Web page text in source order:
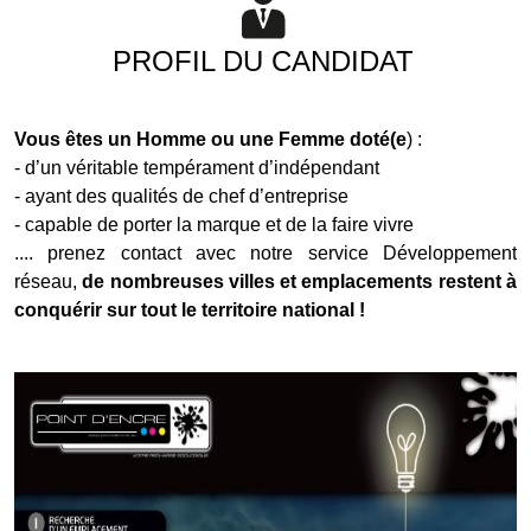
PROFIL DU CANDIDAT
Vous êtes un Homme ou une Femme doté(e) :
- d’un véritable tempérament d’indépendant
- ayant des qualités de chef d’entreprise
- capable de porter la marque et de la faire vivre
.... prenez contact avec notre service Développement
réseau,de nombreuses villes et emplacements restent à
conquérir sur tout le territoire national !